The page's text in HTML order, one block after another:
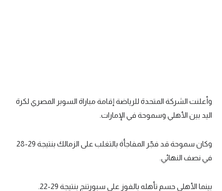
وأعلنت الشركة المتحدة للرياضة إقامة مباراة السوبر المصري لكرة
اليد بين الأهلي وسموحة في الإمارات.
وكان سموحة قد فجّر المفاجأة بالتغلب على الزمالك بنتيجة 29-28
في نصف النهائي.
بينما الأهلي حسم تأهله بالفوز على سبورتنج بنتيجة 29-22.